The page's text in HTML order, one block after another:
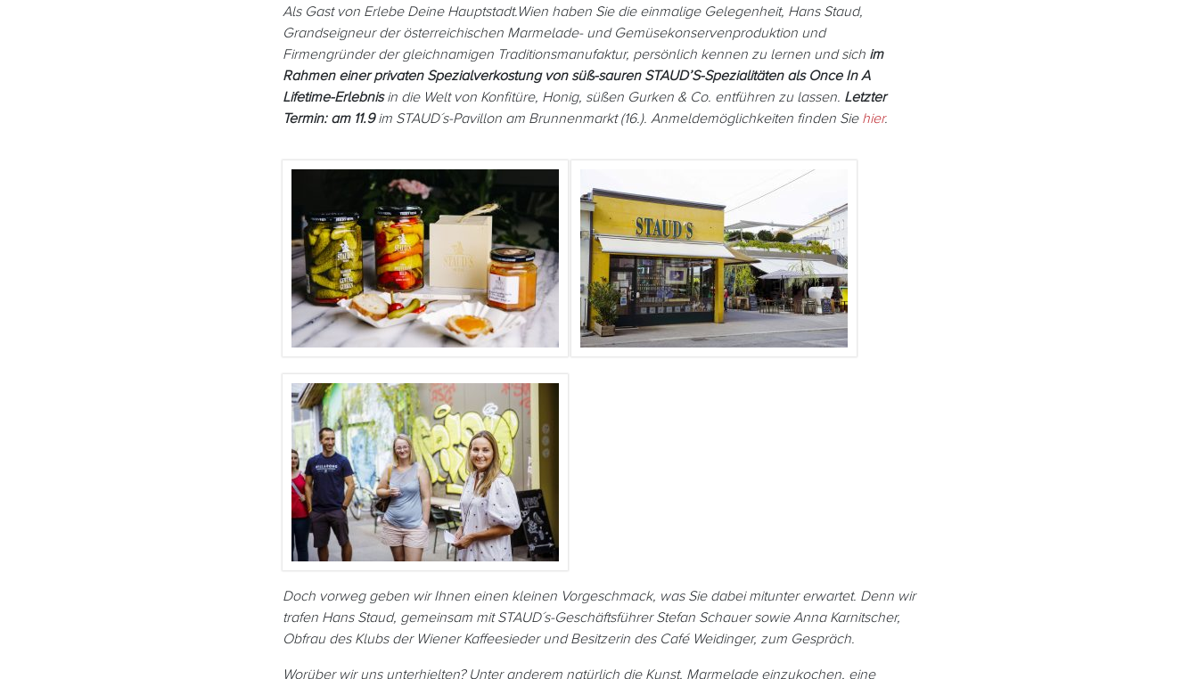
Als Gast von Erlebe Deine Hauptstadt.Wien haben Sie die einmalige Gelegenheit, Hans Staud,
Grandseigneur der österreichischen Marmelade- und Gemüsekonservenproduktion und
Firmengründer der gleichnamigen Traditionsmanufaktur, persönlich kennen zu lernen und sich im
Rahmen einer privaten Spezialverkostung von süß-sauren STAUD’S-Spezialitäten als Once In A
Lifetime-Erlebnisin die Welt von Konfitüre, Honig, süßen Gurken & Co. entführen zu lassen. Letzter
Termin: am 11.9im STAUD´s-Pavillon am Brunnenmarkt (16.). Anmeldemöglichkeiten finden Siehier.
Doch vorweg geben wir Ihnen einen kleinen Vorgeschmack, was Sie dabei mitunter erwartet. Denn wir
trafen Hans Staud, gemeinsam mit STAUD´s-Geschäftsführer Stefan Schauer sowie Anna Karnitscher,
Obfrau des Klubs der Wiener Kaffeesieder und Besitzerin des Café Weidinger, zum Gespräch.
Worüber wir uns unterhielten? Unter anderem natürlich die Kunst, Marmelade einzukochen, eine